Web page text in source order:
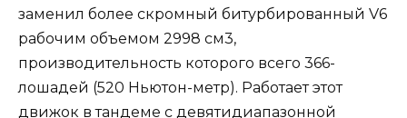
заменил более скромный битурбированный V6
рабочим объемом 2998 см3,
производительность которого всего 366-
лошадей (520 Ньютон-метр). Работает этот
движок в тандеме с девятидиапазонной